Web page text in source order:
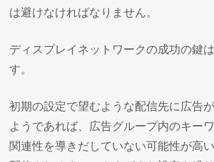
は避けなければなりません。
ディスプレイネットワークの成功の鍵
す。
初期の設定で望むような配信先に広告
ようであれば、広告グループ内のキー
関連性を導きだしていない可能性が高